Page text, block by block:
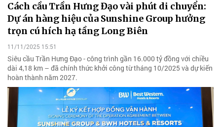
Cách cầu Trần Hưng Đạo vài phút di chuyển:
Dự án hàng hiệu của Sunshine Group hưởng
trọn cú hích hạ tầng Long Biên
11/11/2025 15:51
Siêu cầu Trần Hưng Đạo - công trình gần 16.000 tỷ đồng với chiều
dài 4,18 km – đã chính thức khởi công từ tháng 10/2025 và dự kiến
hoàn thành năm 2027.